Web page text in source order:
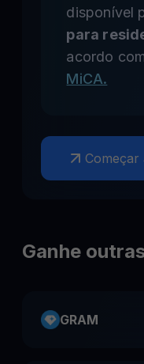
disponível
para
acordo
MiCA.
Começar
Ganhe
GRAM